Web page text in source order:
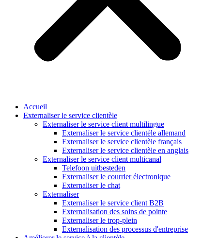
Accueil
Externaliser le service clientèle
Externaliser le service client multilingue
Externaliser le service clientèle allemand
Externaliser le service clientèle français
Externaliser le service clientèle en anglais
Externaliser le service client multicanal
Telefoon uitbesteden
Externaliser le courrier électronique
Externaliser le chat
Externaliser
Externaliser le service client B2B
Externalisation des soins de pointe
Externaliser le trop-plein
Externalisation des processus d'entreprise